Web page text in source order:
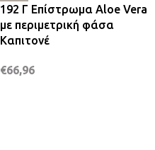
192 Γ Επίστρωμα Aloe Vera
με περιμετρική φάσα
Καπιτονέ
€66,96